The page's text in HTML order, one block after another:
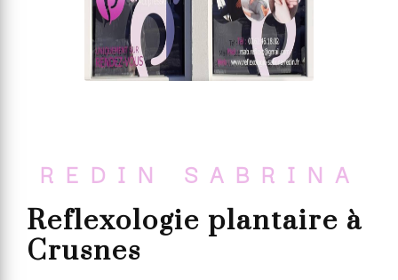
REDIN SABRINA
Reflexologie plantaire à
Crusnes